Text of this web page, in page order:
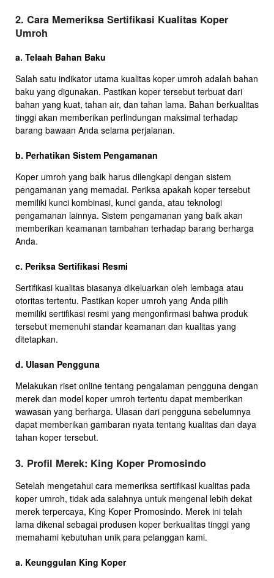
2. Cara Memeriksa Sertifikasi Kualitas Koper
Umroh
a. Telaah Bahan Baku
Salah satu indikator utama kualitas koper umroh adalah bahan
baku yang digunakan. Pastikan koper tersebut terbuat dari
bahan yang kuat, tahan air, dan tahan lama. Bahan berkualitas
tinggi akan memberikan perlindungan maksimal terhadap
barang bawaan Anda selama perjalanan.
b. Perhatikan Sistem Pengamanan
Koper umroh yang baik harus dilengkapi dengan sistem
pengamanan yang memadai. Periksa apakah koper tersebut
memiliki kunci kombinasi, kunci ganda, atau teknologi
pengamanan lainnya. Sistem pengamanan yang baik akan
memberikan keamanan tambahan terhadap barang berharga
Anda.
c. Periksa Sertifikasi Resmi
Sertifikasi kualitas biasanya dikeluarkan oleh lembaga atau
otoritas tertentu. Pastikan koper umroh yang Anda pilih
memiliki sertifikasi resmi yang mengonfirmasi bahwa produk
tersebut memenuhi standar keamanan dan kualitas yang
ditetapkan.
d. Ulasan Pengguna
Melakukan riset online tentang pengalaman pengguna dengan
merek dan model koper umroh tertentu dapat memberikan
wawasan yang berharga. Ulasan dari pengguna sebelumnya
dapat memberikan gambaran nyata tentang kualitas dan daya
tahan koper tersebut.
3. Profil Merek: King Koper Promosindo
Setelah mengetahui cara memeriksa sertifikasi kualitas pada
koper umroh, tidak ada salahnya untuk mengenal lebih dekat
merek terpercaya, King Koper Promosindo. Merek ini telah
lama dikenal sebagai produsen koper berkualitas tinggi yang
memahami kebutuhan unik para pelanggan kami.
a. Keunggulan King Koper